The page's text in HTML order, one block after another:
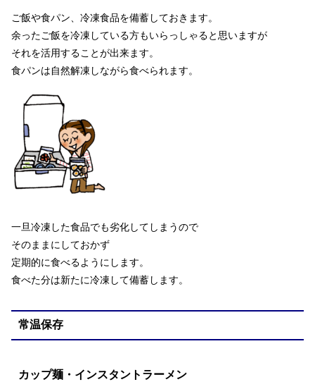
ご飯や食パン、冷凍食品を備蓄しておきます。
余ったご飯を冷凍している方もいらっしゃると思いますが
それを活用することが出来ます。
食パンは自然解凍しながら食べられます。
一旦冷凍した食品でも劣化してしまうので
そのままにしておかず
定期的に食べるようにします。
食べた分は新たに冷凍して備蓄します。
常温保存
カップ麺・インスタントラーメン